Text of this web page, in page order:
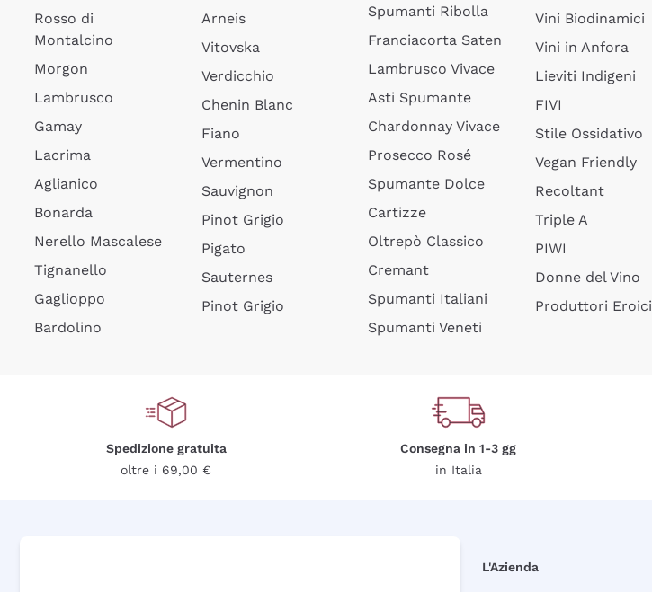
Rosso di
Montalcino
Morgon
Lambrusco
Gamay
Lacrima
Aglianico
Bonarda
Nerello Mascalese
Tignanello
Gaglioppo
Bardolino
Arneis
Vitovska
Verdicchio
Chenin Blanc
Fiano
Vermentino
Sauvignon
Pinot Grigio
Pigato
Sauternes
Pinot Grigio
Spumanti Ribolla
Franciacorta Saten
Lambrusco Vivace
Asti Spumante
Chardonnay Vivace
Prosecco Rosé
Spumante Dolce
Cartizze
Oltrepò Classico
Cremant
Spumanti Italiani
Spumanti Veneti
Vini Biodinamici
Vini in Anfora
Lieviti Indigeni
FIVI
Stile Ossidativo
Vegan Friendly
Recoltant
Triple A
PIWI
Donne del Vino
Produttori Eroici
Spedizione gratuita
oltre i 69,00 €
Consegna in 1-3 gg
in Italia
L'Azienda